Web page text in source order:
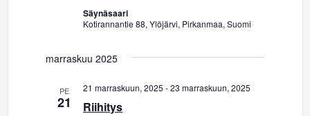
h
t
u
Säynäsaari
Kotirannantie 88, Ylöjärvi, Pirkanmaa, Suomi
marraskuu 2025
PE
21 Riihitys
21 marraskuun, 2025 -23 marraskuun, 2025